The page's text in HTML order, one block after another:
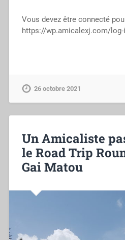
Vous devez être connecté
https://wp.amicalexj.com/
26 octobre 2021
Un Amicaliste
le Road Trip
Gai Matou